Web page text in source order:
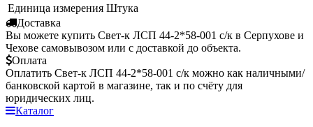
Единица измерения Штука
Доставка
Вы можете купить Свет-к ЛСП 44-2*58-001 с/к в Серпухове и
Чехове самовывозом или с доставкой до объекта.
Оплата
Оплатить Свет-к ЛСП 44-2*58-001 с/к можно как наличными/
банковской картой в магазине, так и по счёту для
юридических лиц.
Каталог